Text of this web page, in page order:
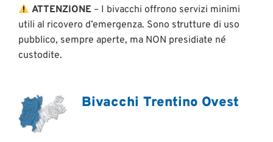
ATTENZIONE – I bivacchi offrono servizi minimi
utili al ricovero d’emergenza. Sono strutture di uso
pubblico, sempre aperte, ma NON presidiate né
custodite.
Bivacchi Trentino Ovest